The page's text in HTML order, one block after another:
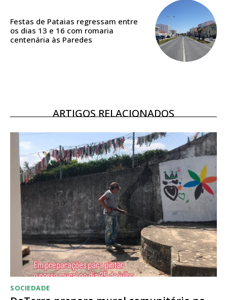
Acesso ao conteúdo online
Acesso aos conteúdos Exclusivos para
Festas de Pataias regressam entre
os dias 13 e 16 com romaria
centenária às Paredes
ARTIGOS RELACIONADOS
SOCIEDADE